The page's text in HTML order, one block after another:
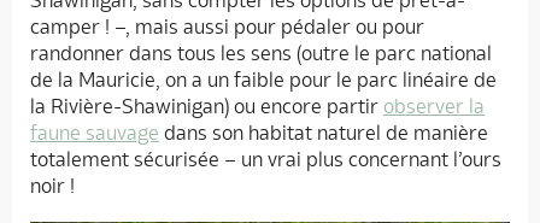
camper ! –, mais aussi pour pédaler ou pour
randonner dans tous les sens (outre le parc national
de la Mauricie, on a un faible pour le parc linéaire de
la Rivière-Shawinigan) ou encore partir observer la
faune sauvage dans son habitat naturel de manière
totalement sécurisée – un vrai plus concernant l’ours
noir !